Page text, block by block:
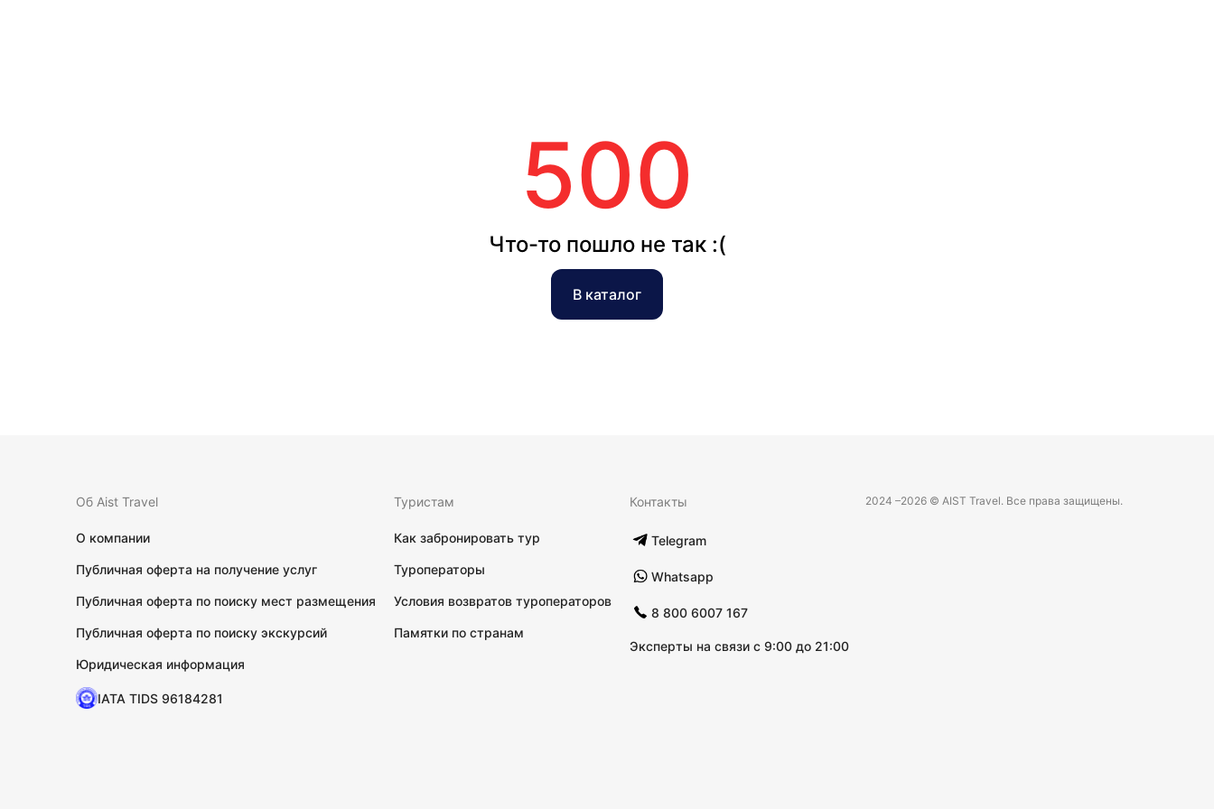
500
Что-то пошло не так :(
В каталог
Об Aist Travel
О компании
Публичная оферта на получение услуг
Публичная оферта по поиску мест размещения
Публичная оферта по поиску экскурсий
Юридическая информация
IATA TIDS 96184281
Туристам
Как забронировать тур
Туроператоры
Условия возвратов туроператоров
Памятки по странам
Контакты
Telegram
Whatsapp
8 800 6007 167
Эксперты на связи с 9:00 до 21:00
2024 –2026 © AIST Travel. Все права защищены.